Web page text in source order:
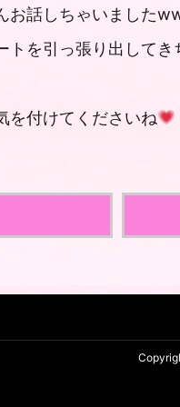
お話しちゃいました
を引っ張り出してき
を付けてくださいね